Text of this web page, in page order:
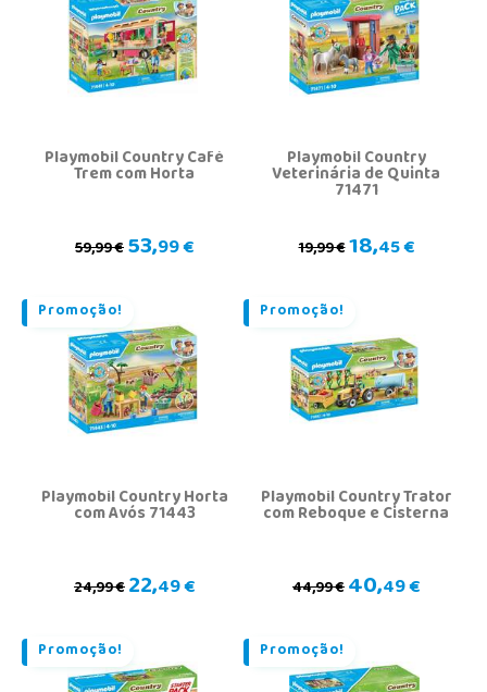
Playmobil Country Café
Trem com Horta
59,99 €53,99 €
Playmobil Country
Veterinária de Quinta
71471
19,99 €18,45 €
Promoção!
Playmobil Country Horta
com Avós 71443
24,99 €22,49 €
Promoção!
Playmobil Country Trator
com Reboque e Cisterna
44,99 €40,49 €
Promoção! Promoção!